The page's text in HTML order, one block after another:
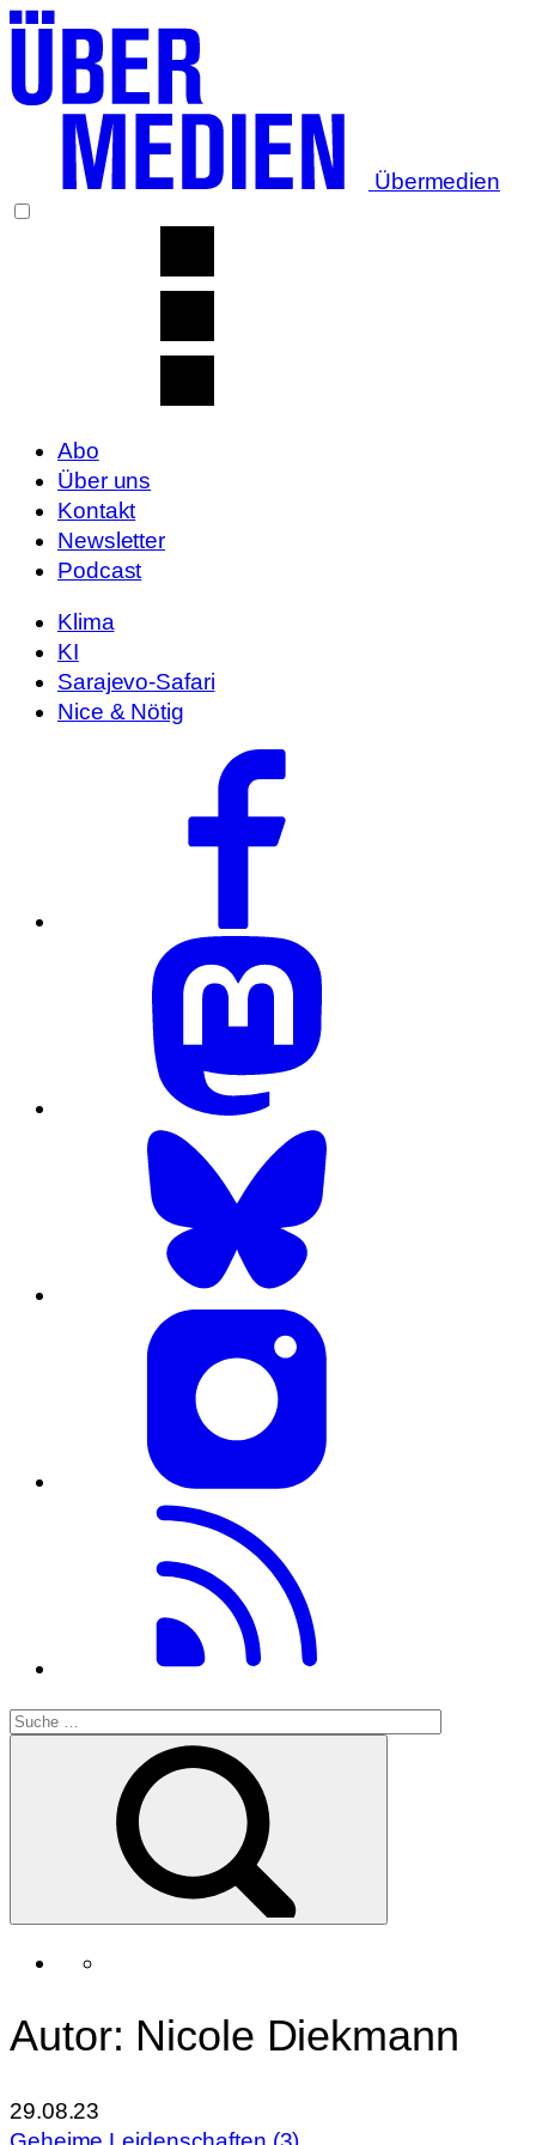
Übermedien
Abo
Über uns
Kontakt
Newsletter
Podcast
Klima
KI
Sarajevo-Safari
Nice & Nötig
Autor: Nicole Diekmann
29.08.23